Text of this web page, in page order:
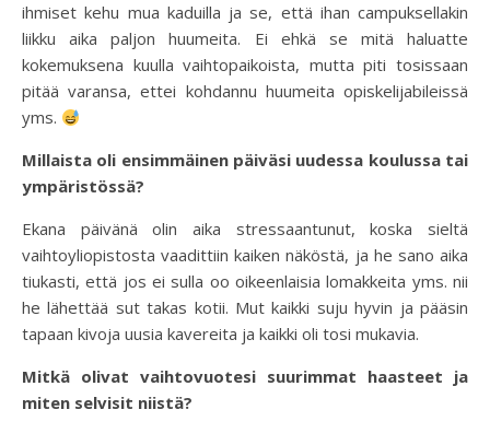
ihmiset kehu mua kaduilla ja se, että ihan campuksellakin
liikku aika paljon huumeita. Ei ehkä se mitä haluatte
kokemuksena kuulla vaihtopaikoista, mutta piti tosissaan
pitää varansa, ettei kohdannu huumeita opiskelijabileissä
yms.
Millaista oli ensimmäinen päiväsi uudessa koulussa tai
ympäristössä?
Ekana päivänä olin aika stressaantunut, koska sieltä
vaihtoyliopistosta vaadittiin kaiken näköstä, ja he sano aika
tiukasti, että jos ei sulla oo oikeenlaisia lomakkeita yms. nii
he lähettää sut takas kotii. Mut kaikki suju hyvin ja pääsin
tapaan kivoja uusia kavereita ja kaikki oli tosi mukavia.
Mitkä olivat vaihtovuotesi suurimmat haasteet ja
miten selvisit niistä?